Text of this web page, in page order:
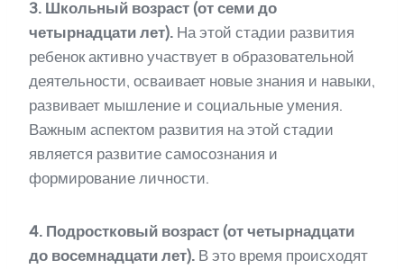
3. Школьный возраст (от семи до
четырнадцати лет). На этой стадии развития
ребенок активно участвует в образовательной
деятельности, осваивает новые знания и навыки,
развивает мышление и социальные умения.
Важным аспектом развития на этой стадии
является развитие самосознания и
формирование личности.
4. Подростковый возраст (от четырнадцати
до восемнадцати лет). В это время происходят